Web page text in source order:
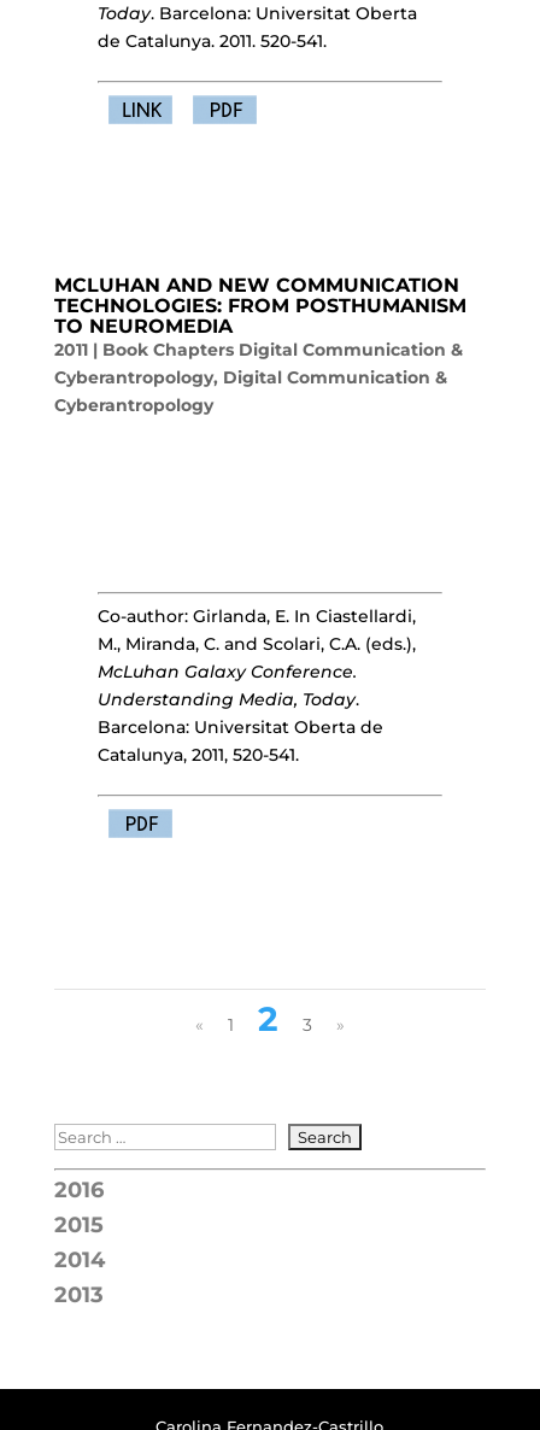
Today. Barcelona: Universitat Oberta
de Catalunya. 2011. 520-541.
MCLUHAN AND NEW COMMUNICATION
TECHNOLOGIES: FROM POSTHUMANISM
TO NEUROMEDIA
2011| Book Chapters Digital Communication &
Cyberantropology, Digital Communication &
Cyberantropology
Co-author: Girlanda, E. In Ciastellardi,
M., Miranda, C. and Scolari, C.A. (eds.),
McLuhan Galaxy Conference.
Understanding Media, Today.
Barcelona: Universitat Oberta de
Catalunya, 2011, 520-541.
« 1 2 3 »
2016
2015
2014
2013